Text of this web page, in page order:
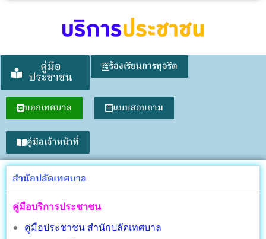
คู่มือ
ประชาชน
ร้องเรียนการทุจริต
บอกเทศบาล แบบสอบถาม
คู่มือเจ้าหน้าที่
สำนักปลัดเทศบาล
คู่มือบริการประชาชน
คู่มือประชาชน สำนักปลัดเทศบาล